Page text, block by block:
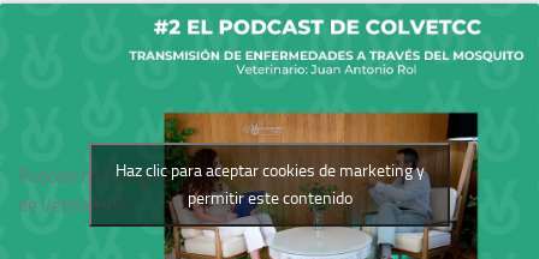
Podcast del Colegio
de Veterinarios
Haz clic para aceptar cookies de marketing y
permitir este contenido